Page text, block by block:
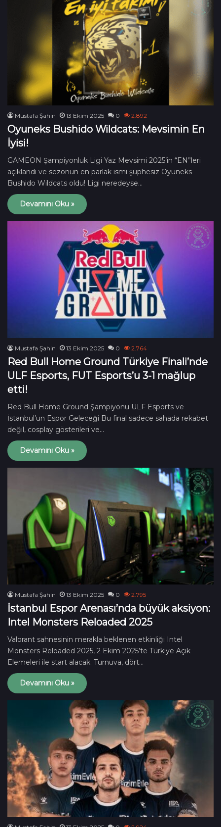
Mustafa Şahin 13 Ekim 2025 0 2.892
Oyuneks Bushido Wildcats: Mevsimin En
İyisi!
GAMEON Şampiyonluk Ligi Yaz Mevsimi 2025’in “EN”leri
açıklandı ve sezonun en parlak ismi şüphesiz Oyuneks
Bushido Wildcats oldu! Ligi neredeyse…
Devamını Oku »
Mustafa Şahin 13 Ekim 2025 0 2.764
Red Bull Home Ground Türkiye Finali’nde
ULF Esports, FUT Esports’u 3-1 mağlup
etti!
Red Bull Home Ground Şampiyonu ULF Esports ve
İstanbul’un Espor Geleceği Bu final sadece sahada rekabet
değil, cosplay gösterileri ve…
Devamını Oku »
Mustafa Şahin 13 Ekim 2025 0 2.795
İstanbul Espor Arenası’nda büyük aksiyon:
Intel Monsters Reloaded 2025
Valorant sahnesinin merakla beklenen etkinliği Intel
Monsters Reloaded 2025, 2 Ekim 2025’te Türkiye Açık
Elemeleri ile start alacak. Turnuva, dört…
Devamını Oku »